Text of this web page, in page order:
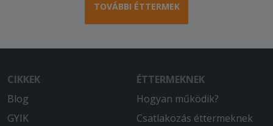
TOVÁBBI ÉTTERMEK
CIKKEK
Blog
GYIK
ÉTTERMEKNEK
Hogyan működik?
Csatlakozás éttermeknek